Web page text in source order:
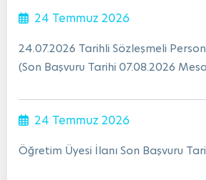
24 Temmuz 2026
24.07.2026 Tarihli Sözleşmeli
(Son Başvuru Tarihi 07.08.2026
24 Temmuz 2026
Öğretim Üyesi İlanı Son Başvuru